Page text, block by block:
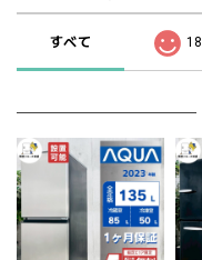
すべて 18